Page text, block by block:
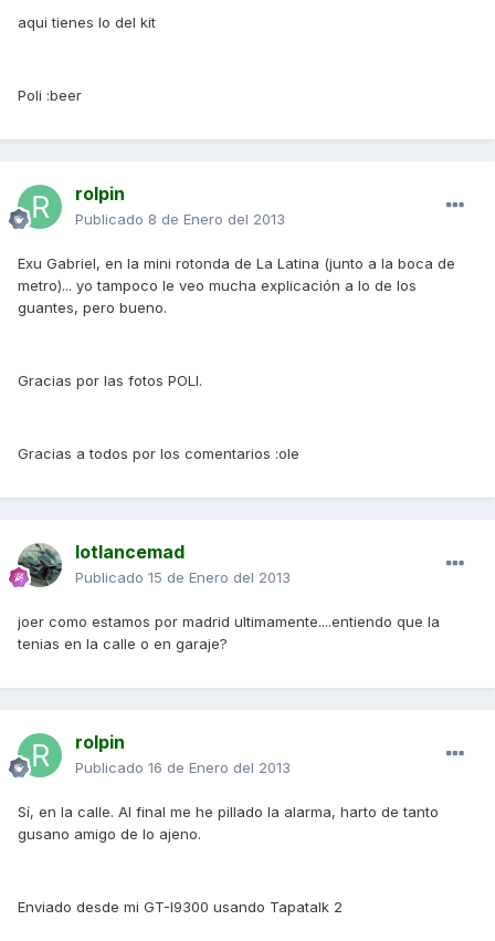
aqui tienes lo del kit
Poli :beer
rolpin
Publicado 8 de Enero del 2013
Exu Gabriel, en la mini rotonda de La Latina (junto a la boca de
metro)... yo tampoco le veo mucha explicación a lo de los
guantes, pero bueno.
Gracias por las fotos POLI.
Gracias a todos por los comentarios :ole
lotlancemad
Publicado 15 de Enero del 2013
joer como estamos por madrid ultimamente....entiendo que la
tenias en la calle o en garaje?
rolpin
Publicado 16 de Enero del 2013
Sí, en la calle. Al final me he pillado la alarma, harto de tanto
gusano amigo de lo ajeno.
Enviado desde mi GT-I9300 usando Tapatalk 2